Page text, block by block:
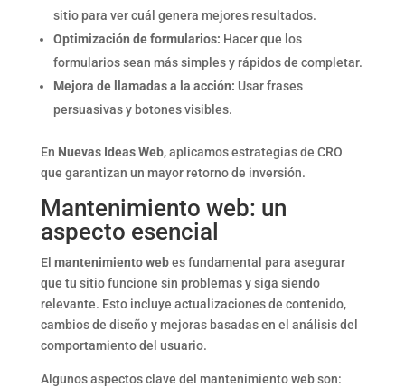
sitio para ver cuál genera mejores resultados.
Optimización de formularios: Hacer que los
formularios sean más simples y rápidos de completar.
Mejora de llamadas a la acción: Usar frases
persuasivas y botones visibles.
En Nuevas Ideas Web, aplicamos estrategias de CRO
que garantizan un mayor retorno de inversión.
Mantenimiento web: un
aspecto esencial
El mantenimiento webes fundamental para asegurar
que tu sitio funcione sin problemas y siga siendo
relevante. Esto incluye actualizaciones de contenido,
cambios de diseño y mejoras basadas en el análisis del
comportamiento del usuario.
Algunos aspectos clave del mantenimiento web son: